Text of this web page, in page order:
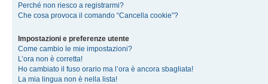
Perché non riesco a registrarmi?
Che cosa provoca il comando “Cancella cookie”?
Impostazioni e preferenze utente
Come cambio le mie impostazioni?
L’ora non è corretta!
Ho cambiato il fuso orario ma l’ora è ancora sbagliata!
La mia lingua non è nella lista!